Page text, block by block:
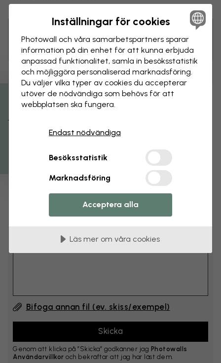
Ändringar
Storlek
Lägg till kommentar
Kommentar #1
Bifoga annan fil (ev. skiss/exempel)
Genom att klicka på ”Skicka” godkänner jag Photowalls
Användarvillkor och bekräftar att jag har läst dem.
Tips! Du kan klicka på bilden för att göra en markering och
skriva en kommentar.
Få 15% rabatt
Inställningar för cookies
Photowall och våra samarbets­partners sparar
information på din enhet för att kunna erbjuda
anpassad funktionalitet, samla in besöks­statistik
och möjliggöra personaliserad marknads­föring.
Du väljer vilka typer av cookies du accepterar
utöver de nödvändiga som behövs för att
webbplatsen ska fungera.
Endast nödvändiga
Besöksstatistik
Marknadsföring
Acceptera alla
Läs mer om våra cookies